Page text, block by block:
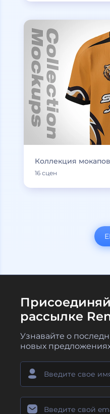
Коллекция
16 сцен
рассылке
Узнавайте о
новых